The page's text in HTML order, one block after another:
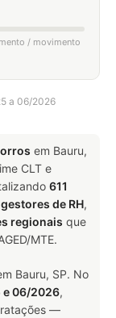
/ movimento
a 06/2026
em Bauru,
CLT e
611
gestores de RH,
regionais que
MTE.
Bauru, SP. No
e 06/2026,
—